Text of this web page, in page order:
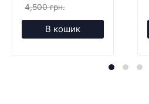
4,500 грн.
В кошик